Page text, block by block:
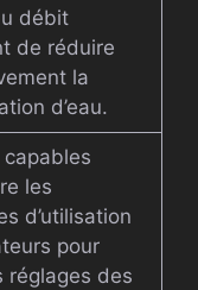
débit
de réduire
la
d’eau.
les
d’utilisation
pour
réglages des